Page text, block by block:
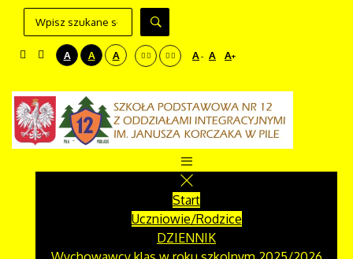
A A A A- A A+
Start
Uczniowie/Rodzice
DZIENNIK